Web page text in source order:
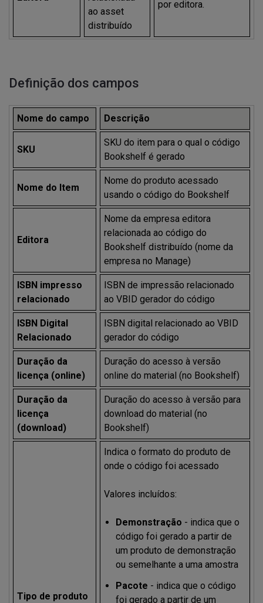
ao asset
distribuído
por editora.
Definição dos campos
Nome do campo Descrição
SKU
SKU do item para o qual o código
Bookshelf é gerado
Nome do Item
Nome do produto acessado
usando o código do Bookshelf
Editora
Nome da empresa editora
relacionada ao código do
Bookshelf distribuído (nome da
empresa no Manage)
ISBN impresso
relacionado
ISBN de impressão relacionado
ao VBID gerador do código
ISBN Digital
Relacionado
ISBN digital relacionado ao VBID
gerador do código
Duração da
licença (online)
Duração do acesso à versão
online do material (no Bookshelf)
Duração da
licença
(download)
Duração do acesso à versão para
download do material (no
Bookshelf)
Tipo de produto
Indica o formato do produto de
onde o código foi acessado
Valores incluídos:
Demonstração - indica que o
código foi gerado a partir de
um produto de demonstração
ou semelhante a uma amostra
Pacote - indica que o código
foi gerado a partir de um